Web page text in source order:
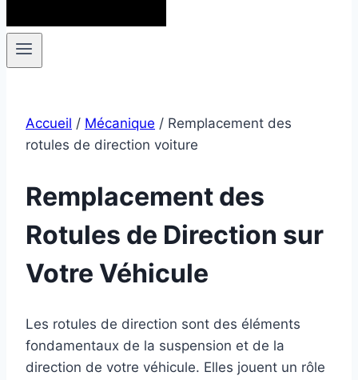
Accueil / Mécanique / Remplacement des
rotules de direction voiture
Remplacement des
Rotules de Direction sur
Votre Véhicule
Les rotules de direction sont des éléments
fondamentaux de la suspension et de la
direction de votre véhicule. Elles jouent un rôle